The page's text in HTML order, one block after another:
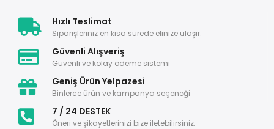
Hızlı Teslimat
Siparişleriniz en kısa sürede elinize ulaşır.
Güvenli Alışveriş
Güvenli ve kolay ödeme sistemi
Geniş Ürün Yelpazesi
Binlerce ürün ve kampanya seçeneği
7 / 24 DESTEK
Öneri ve şikayetlerinizi bize iletebilirsiniz.